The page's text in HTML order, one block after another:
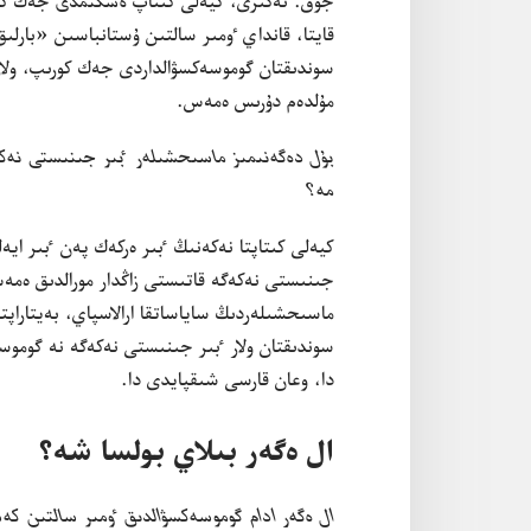
قايتا،‏ قانداي ٶمىر سالتىن ۇ‌ستانباسىن
سوندىقتان گوموسە‌كسۋالداردى جە‌ك كورىپ،‏
مۇ‌لدە‌م دۇ‌رىس ە‌مە‌س.‏
بۇ‌ل دە‌گە‌نىمىز ماسىحشىلە‌ر ٴ‌بىر جىنىستى
مە؟‏
كيە‌لى كىتاپتا نە‌كە‌نىڭ ٴ‌بىر ە‌ركە‌ك پە‌ن ٴ‌بىر
جىنىستى نە‌كە‌گە قاتىستى زاڭدار مورالدىق
ماسىحشىلە‌ردىڭ ساياساتقا ارالاسپاي،‏
سوندىقتان ولار ٴ‌بىر جىنىستى نە‌كە‌گە نە
دا،‏ وعان قارسى شىقپايدى دا.‏
ال ە‌گە‌ر بىلاي بولسا شە؟‏
ال ە‌گە‌ر ادام گوموسە‌كسۋالدىق ٶمىر